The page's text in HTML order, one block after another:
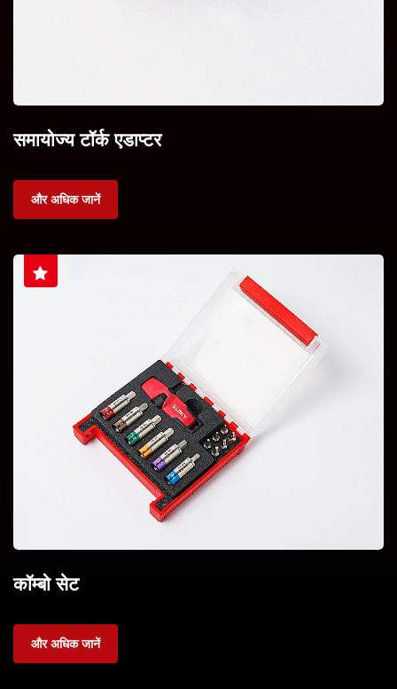
समायोज्य टॉर्क एडाप्टर
और अधिक जानें
कॉम्बो सेट
और अधिक जानें